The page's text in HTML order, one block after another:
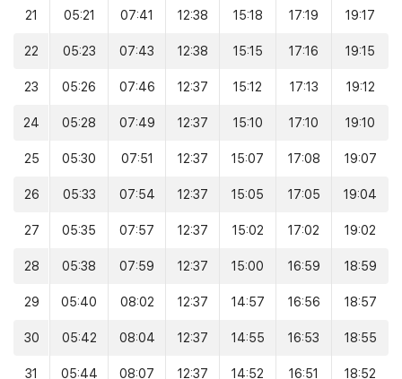
21 05:21 07:41 12:38 15:18 17:19 19:17
22 05:23 07:43 12:38 15:15 17:16 19:15
23 05:26 07:46 12:37 15:12 17:13 19:12
24 05:28 07:49 12:37 15:10 17:10 19:10
25 05:30 07:51 12:37 15:07 17:08 19:07
26 05:33 07:54 12:37 15:05 17:05 19:04
27 05:35 07:57 12:37 15:02 17:02 19:02
28 05:38 07:59 12:37 15:00 16:59 18:59
29 05:40 08:02 12:37 14:57 16:56 18:57
30 05:42 08:04 12:37 14:55 16:53 18:55
31 05:44 08:07 12:37 14:52 16:51 18:52